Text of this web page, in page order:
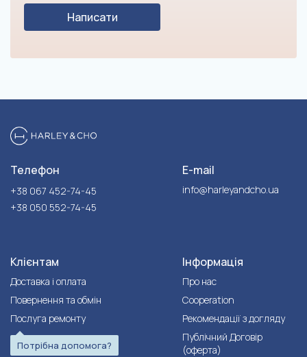
Написати
Телефон
+38 067 452-74-45
+38 050 552-74-45
E-mail
info@harleyandcho.ua
Клієнтам
Доставка і оплата
Повернення та обмін
Послуга ремонту
Потрібна допомога?
Інформація
Про нас
Cooperation
Рекомендації з догляду
Публічний Договір
(оферта)